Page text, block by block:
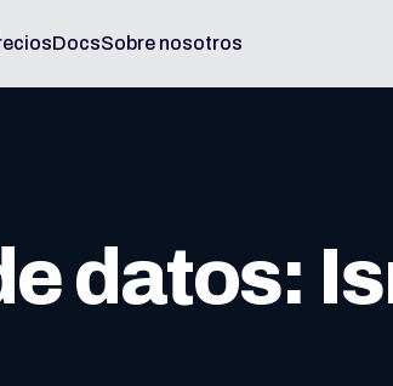
DocsSobre nosotros
datos: